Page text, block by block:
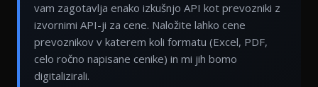
vam zagotavlja enako izkušnjo API kot prevozniki z
izvornimi API-ji za cene. Naložite lahko cene
prevoznikov v katerem koli formatu (Excel, PDF,
celo ročno napisane cenike) in mi jih bomo
digitalizirali.